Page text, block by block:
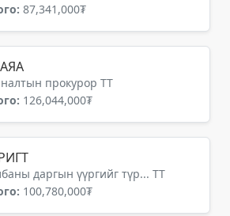
87,341,000₮
прокурор ТТ
126,044,000₮
даргын үүргийг түр... ТТ
100,780,000₮